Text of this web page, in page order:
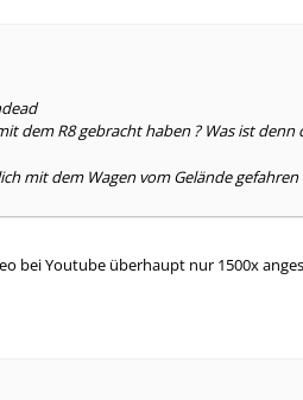
dem R8 gebracht haben ? Was ist denn
mit dem Wagen vom Gelände gefahren
bei Youtube überhaupt nur 1500x